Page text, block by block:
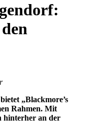
:
„Blackmore’s
Rahmen. Mit
hinterher an der